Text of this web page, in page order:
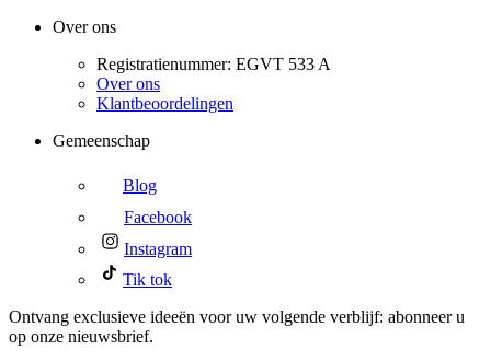
Over ons
Registratienummer: EGVT 533 A
Over ons
Klantbeoordelingen
Gemeenschap
Blog
Facebook
Instagram
Tik tok
Ontvang exclusieve ideeën voor uw volgende verblijf: abonneer u
op onze nieuwsbrief.